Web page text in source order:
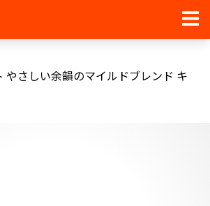
やさしい余韻のマイルドブレンド キ